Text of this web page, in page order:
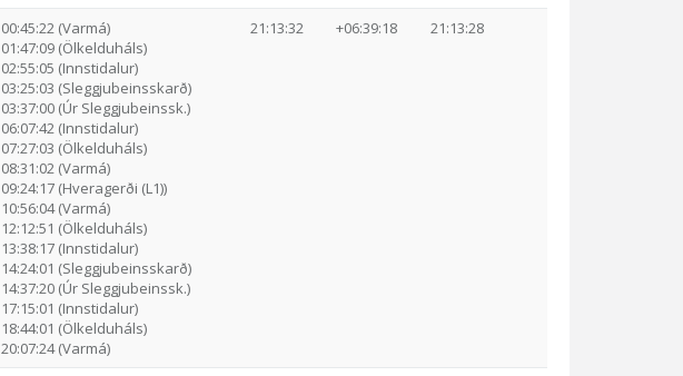
00:45:22 (Varmá)
01:47:09 (Ölkelduháls)
02:55:05 (Innstidalur)
03:25:03 (Sleggjubeinsskarð)
03:37:00 (Úr Sleggjubeinssk.)
06:07:42 (Innstidalur)
07:27:03 (Ölkelduháls)
08:31:02 (Varmá)
09:24:17 (Hveragerði (L1))
10:56:04 (Varmá)
12:12:51 (Ölkelduháls)
13:38:17 (Innstidalur)
14:24:01 (Sleggjubeinsskarð)
14:37:20 (Úr Sleggjubeinssk.)
17:15:01 (Innstidalur)
18:44:01 (Ölkelduháls)
20:07:24 (Varmá)
21:13:32 +06:39:18 21:13:28